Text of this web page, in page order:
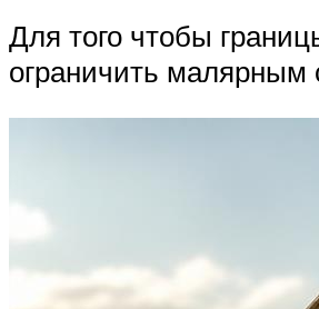
Для того чтобы
ограничить малярным